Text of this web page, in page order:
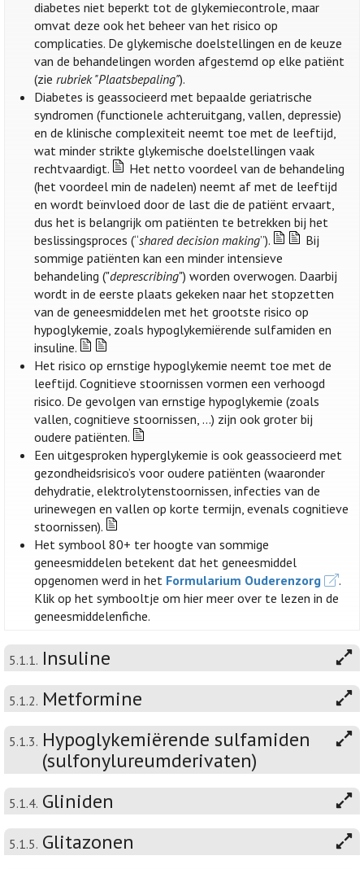
diabetes niet beperkt tot de glykemiecontrole, maar
omvat deze ook het beheer van het risico op
complicaties. De glykemische doelstellingen en de keuze
van de behandelingen worden afgestemd op elke patiënt
(zierubriek "Plaatsbepaling").
Diabetes is geassocieerd met bepaalde geriatrische
syndromen (functionele achteruitgang, vallen, depressie)
en de klinische complexiteit neemt toe met de leeftijd,
wat minder strikte glykemische doelstellingen vaak
rechtvaardigt.
Het netto voordeel van de behandeling
(het voordeel min de nadelen) neemt af met de leeftijd
en wordt beïnvloed door de last die de patiënt ervaart,
dus het is belangrijk om patiënten te betrekken bij het
beslissingsproces (“shared decision making”).
Bij
sommige patiënten kan een minder intensieve
behandeling ("deprescribing") worden overwogen. Daarbij
wordt in de eerste plaats gekeken naar het stopzetten
van de geneesmiddelen met het grootste risico op
hypoglykemie, zoals hypoglykemiërende sulfamiden en
insuline.
Het risico op ernstige hypoglykemie neemt toe met de
leeftijd. Cognitieve stoornissen vormen een verhoogd
risico. De gevolgen van ernstige hypoglykemie (zoals
vallen, cognitieve stoornissen, …) zijn ook groter bij
oudere patiënten.
Een uitgesproken hyperglykemie is ook geassocieerd met
gezondheidsrisico’s voor oudere patiënten (waaronder
dehydratie, elektrolytenstoornissen, infecties van de
urinewegen en vallen op korte termijn, evenals cognitieve
stoornissen).
Het symbool 80+ ter hoogte van sommige
geneesmiddelen betekent dat het geneesmiddel
opgenomen werd in het Formularium Ouderenzorg
.
Klik op het symbooltje om hier meer over te lezen in de
geneesmiddelenfiche.
5.1.1. Insuline
5.1.2. Metformine
5.1.3. Hypoglykemiërende sulfamiden
(sulfonylureumderivaten)
5.1.4. Gliniden
5.1.5. Glitazonen